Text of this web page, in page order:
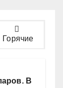
Горячие
В